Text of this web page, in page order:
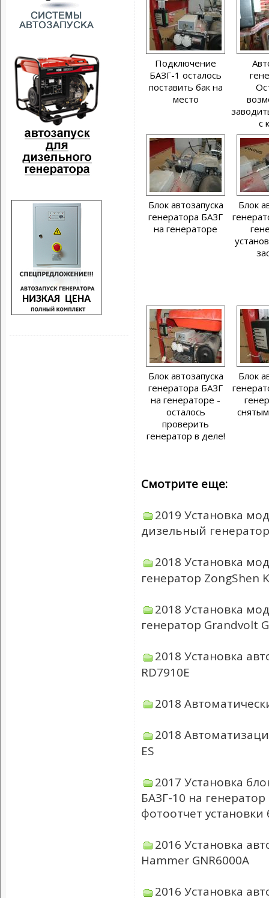
Подключение
БАЗГ-1 осталось
поставить бак на
место
с
Блок автозапуска
генератора БАЗГ
на генераторе
Блок
Блок автозапуска
генератора БАЗГ
на генераторе -
осталось
проверить
генератор в деле!
Блок
Смотрите еще:
2019 Установка
дизельный
2018 Установка
генератор ZongShen
2018 Установка
генератор Grandvolt
2018 Установка
RD7910E
2018
2018
ES
2017 Установка
БАЗГ-10 на
фотоотчет установки
2016 Установка
Hammer GNR6000A
2016 Установка